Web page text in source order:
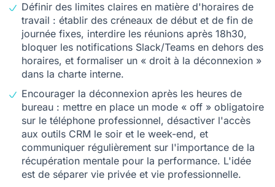
Définir des limites claires en matière d'horaires de
travail : établir des créneaux de début et de fin de
journée fixes, interdire les réunions après 18h30,
bloquer les notifications Slack/Teams en dehors des
horaires, et formaliser un « droit à la déconnexion »
dans la charte interne.
Encourager la déconnexion après les heures de
bureau : mettre en place un mode « off » obligatoire
sur le téléphone professionnel, désactiver l'accès
aux outils CRM le soir et le week-end, et
communiquer régulièrement sur l'importance de la
récupération mentale pour la performance. L'idée
est de séparer vie privée et vie professionnelle.